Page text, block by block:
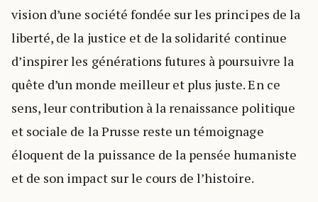
vision d’une société fondée sur les principes de la
liberté, de la justice et de la solidarité continue
d’inspirer les générations futures à poursuivre la
quête d’un monde meilleur et plus juste. En ce
sens, leur contribution à la renaissance politique
et sociale de la Prusse reste un témoignage
éloquent de la puissance de la pensée humaniste
et de son impact sur le cours de l’histoire.